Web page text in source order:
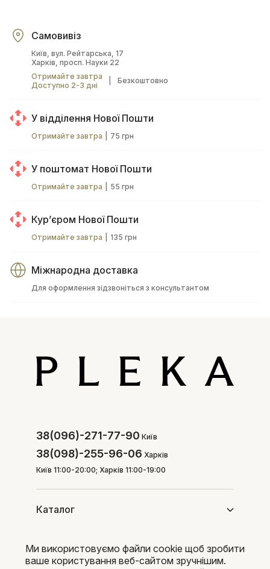
Самовивіз
Київ, вул. Рейтарська, 17
Харків, просп. Науки 22
Отримайте завтра
Доступно 2-3 дні
Безкоштовно
У відділення Нової Пошти
Отримайте завтра 75 грн
У поштомат Нової Пошти
Отримайте завтра 55 грн
Курʼєром Нової Пошти
Отримайте завтра 135 грн
Міжнародна доставка
Для оформлення зідзвоніться з консультантом
38(096)-271-77-90 Київ
38(098)-255-96-06 Харків
Київ 11:00-20:00; Харків 11:00-19:00
Каталог
Покупцям
Ми використовуємо файли cookie щоб зробити
ваше користування веб-сайтом зручнішим.